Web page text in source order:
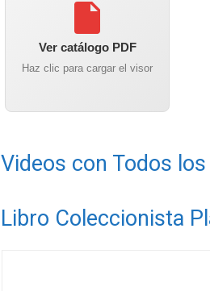
Ver catálogo PDF
Haz clic para cargar el visor
Videos con Todos
Libro Coleccionista